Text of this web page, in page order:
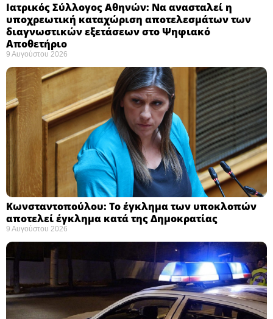
Ιατρικός Σύλλογος Αθηνών: Να ανασταλεί η
υποχρεωτική καταχώριση αποτελεσμάτων των
διαγνωστικών εξετάσεων στο Ψηφιακό
Αποθετήριο ​
9 Αυγούστου 2026
Κωνσταντοπούλου: Το έγκλημα των υποκλοπών
αποτελεί έγκλημα κατά της Δημοκρατίας ​
9 Αυγούστου 2026